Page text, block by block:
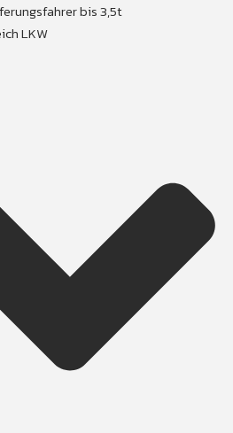
bis 3,5t
LKW